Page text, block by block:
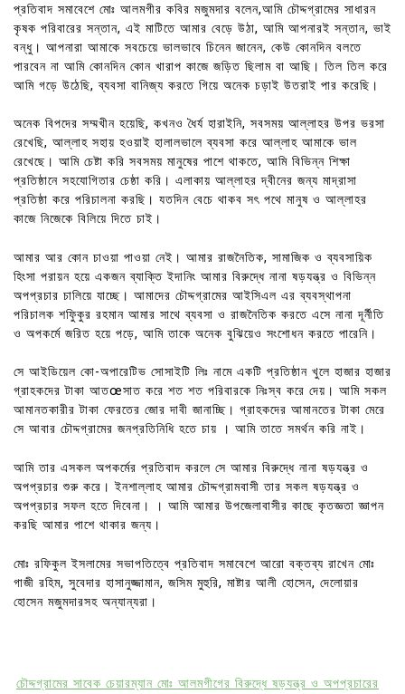
প্রতিবাদ সমাবেশে মোঃ আলমগীর কবির মজুমদার বলেন,আমি চৌদ্দগ্রামের সাধারন
কৃষক পরিবারের সন্তান, এই মাটিতে আমার বেড়ে উঠা, আমি আপনারই সন্তান, ভাই
বন্ধু। আপনারা আমাকে সবচেয়ে ভালভাবে চিনেন জানেন, কেউ কোনদিন বলতে
পারবেন না আমি কোনদিন কোন খারাপ কাজে জড়িত ছিলাম বা আছি। তিল তিল করে
আমি গড়ে উঠেছি, ব্যবসা বানিজ্য করতে গিয়ে অনেক চড়াই উতরাই পার করেছি।
অনেক বিপদের সম্মখীন হয়েছি, কখনও ধৈর্য হারাইনি, সবসময় আল্লাহর উপর ভরসা
রেখেছি, আল্লাহ সহায় হওয়াই হালালভালে ব্যবসা করে আল্লাহ আমাকে ভাল
রেখেছে। আমি চেষ্টা করি সবসময় মানুষের পাশে থাকতে, আমি বিভিন্ন শিক্ষা
প্রতিষ্ঠানে সহযোগিতার চেষ্ঠা করি। এলাকায় আল্লাহর দ্বীনের জন্য মাদ্রাসা
প্রতিষ্ঠা করে পরিচালনা করছি। যতদিন বেচে থাকব সৎ পথে মানুষ ও আল্লাহর
কাজে নিজেকে বিলিয়ে দিতে চাই।
আমার আর কোন চাওয়া পাওয়া নেই। আমার রাজনৈতিক, সামাজিক ও ব্যবসায়িক
হিংসা পরায়ন হয়ে একজন ব্যাক্তি ইদানিং আমার বিরুদ্ধে নানা ষড়যন্ত্র ও বিভিন্ন
অপপ্রচার চালিয়ে যাচ্ছে। আমাদের চৌদ্দগ্রামের আইসিএল এর ব্যবস্থাপনা
পরিচালক শফিুকুর রহমান আমার সাথে ব্যবসা ও রাজনৈতিক করতে এসে নানা দূর্নীতি
ও অপকর্মে জরিত হয়ে পড়ে, আমি তাকে অনেক বুঝিয়েও সংশোধন করতে পারেনি।
সে আইডিয়েল কো-অপারেটিভ সোসাইটি লিঃ নামে একটি প্রতিষ্ঠান খুলে হাজার হাজার
গ্রাহকদের টাকা আতœসাত করে শত শত পরিবারকে নিঃস্ব করে দেয়। আমি সকল
আমানতকারীর টাকা ফেরতের জোর দাবী জানাচ্ছি। গ্রাহকদের আমানতের টাকা মেরে
সে আবার চৌদ্দগ্রামের জনপ্রতিনিধি হতে চায় । আমি তাতে সমর্থন করি নাই।
আমি তার এসকল অপকর্মের প্রতিবাদ করলে সে আমার বিরুদ্ধে নানা ষড়যন্ত্র ও
অপপ্রচার শুরু করে। ইনশাল্লাহ আমার চৌদ্দগ্রামবাসী তার সকল ষড়যন্ত্র ও
অপপ্রচার সফল হতে দিবেনা। । আমি আমার উপজেলাবাসীর কাছে কৃতজ্ঞতা জ্ঞাপন
করছি আমার পাশে থাকার জন্য।
মোঃ রফিকুল ইসলামের সভাপতিত্বে প্রতিবাদ সমাবেশে আরো বক্তব্য রাখেন মোঃ
গাজী রহিম, সুবেদার হাসানুজ্জামান, জসিম মুহুরি, মাষ্টার আলী হোসেন, দেলোয়ার
হোসেন মজুমদারসহ অন্যান্যরা।
চৌদ্দগ্রামের সাবেক চেয়ারম্যান মোঃ আলমগীগের বিরুদ্ধে ষড়যন্ত্র ও অপপ্রচারের